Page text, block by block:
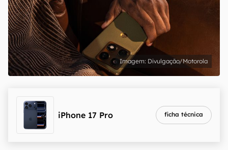
Divulgação/Motorola
iPhone 17 Pro ficha técnica